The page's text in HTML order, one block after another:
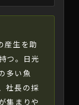
産生を助
つ。日光
多い魚
社長の採
集まりや